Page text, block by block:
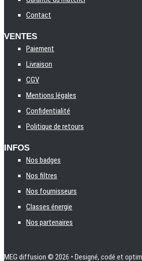
Contact
VENTES
Paiement
Livraison
CGV
Mentions légales
Confidentialité
Politique de retours
INFOS
Nos badges
Nos filtres
Nos fournisseurs
Classes énergie
Nos partenaires
MEG diffusion © 2026 • Designé, codé et